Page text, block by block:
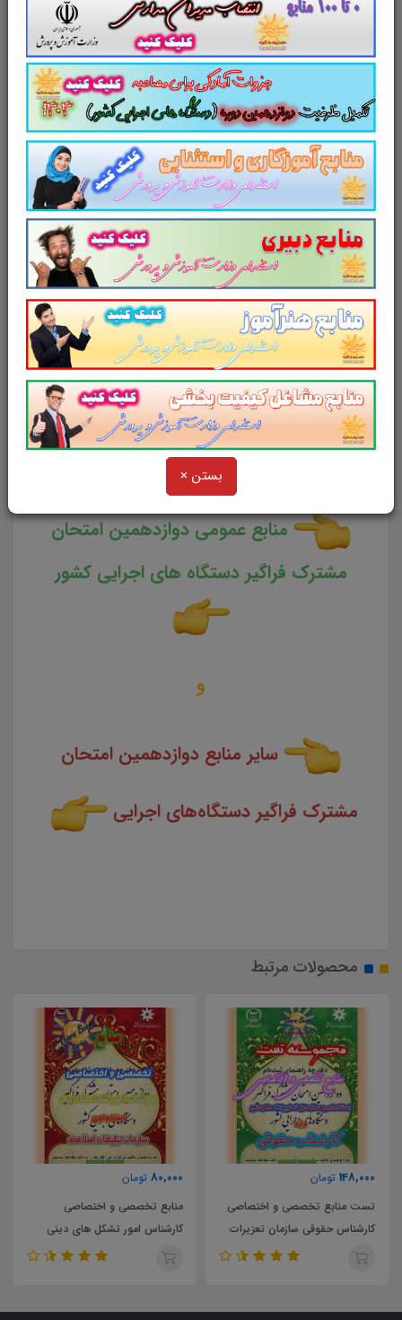
بستن ×
مطابق با دوازدهمین امتحان مشترک
فراگیر دستگاه های اجرایی کشور
سایت علمی، آموزشی و فرهنگی پرتو یادگیری
مجموعه منابع آمادگی برای آزمونهای استخدامی را
برای داوطلبین این آزمون به شرح ذیل اعلام می
لینک دانلود
تست منابع عمومی دوازدهمین
امتحان مشترک فراگیر دستگاه های اجرایی
کشور
منابع عمومی دوازدهمین امتحان
مشترک فراگیر دستگاه های اجرایی کشور
و
سایر منابع دوازدهمین امتحان
مشترک فراگیر دستگاه‌های اجرایی
محصولات مرتبط
148,000 تومان
تست منابع تخصصی و اختصاصی
کارشناس حقوقی سازمان تعزیرات
حکومتی
80,000 تومان
منابع تخصصی و اختصاصی
کارشناس امور تشکل های دینی
سازمان تبلیغات اسلامی